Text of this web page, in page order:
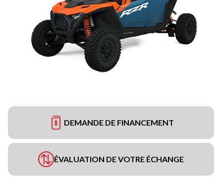
DEMANDE DE FINANCEMENT
ÉVALUATION DE VOTRE ÉCHANGE